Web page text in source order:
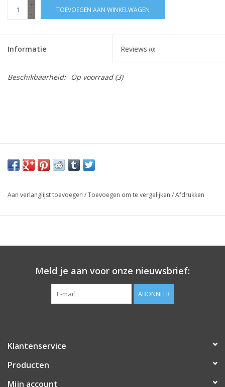
+
-
TOEVOEGEN AAN WINKELWAGEN
Informatie Reviews (0)
Beschikbaarheid: Op voorraad(3)
Aan verlanglijst toevoegen /Toevoegen om te vergelijken /Afdrukken
Meld je aan voor onze nieuwsbrief:
ABONNEER
Klantenservice
Producten
Mijn account